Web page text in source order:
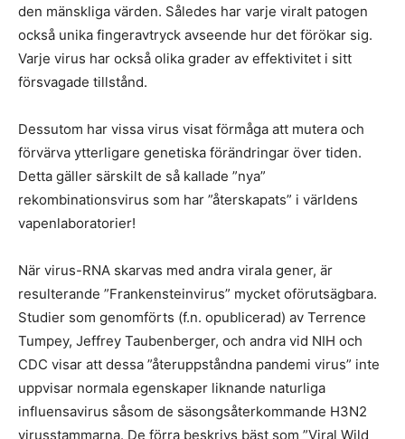
den mänskliga värden. Således har varje viralt patogen
också unika fingeravtryck avseende hur det förökar sig.
Varje virus har också olika grader av effektivitet i sitt
försvagade tillstånd.
Dessutom har vissa virus visat förmåga att mutera och
förvärva ytterligare genetiska förändringar över tiden.
Detta gäller särskilt de så kallade ”nya”
rekombinationsvirus som har ”återskapats” i världens
vapenlaboratorier!
När virus-RNA skarvas med andra virala gener, är
resulterande ”Frankensteinvirus” mycket oförutsägbara.
Studier som genomförts (f.n. opublicerad) av Terrence
Tumpey, Jeffrey Taubenberger, och andra vid NIH och
CDC visar att dessa ”återuppståndna pandemi virus” inte
uppvisar normala egenskaper liknande naturliga
influensavirus såsom de säsongsåterkommande H3N2
virusstammarna. De förra beskrivs bäst som ”Viral Wild